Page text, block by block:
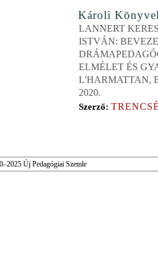
Károli
LANNERT
ISTVÁN:
ELMÉLET ÉS
L'HARMATTAN,
2020.
Szerző:
Új Pedagógiai Szemle